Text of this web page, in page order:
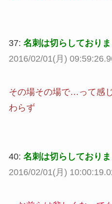
37: 名刺は切らしており
2016/02/01(月)
その場その場で…って感
わらず
40: 名刺は切らしており
2016/02/01(月)